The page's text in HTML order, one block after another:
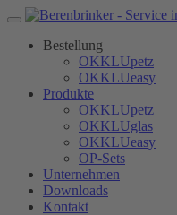
Bestellung
OKKLUpetz
OKKLUeasy
Produkte
OKKLUpetz
OKKLUglas
OKKLUeasy
OP-Sets
Unternehmen
Downloads
Kontakt